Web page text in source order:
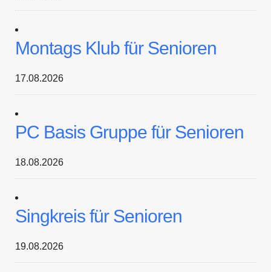
Montags Klub für Senioren
17.08.2026
PC Basis Gruppe für Senioren
18.08.2026
Singkreis für Senioren
19.08.2026